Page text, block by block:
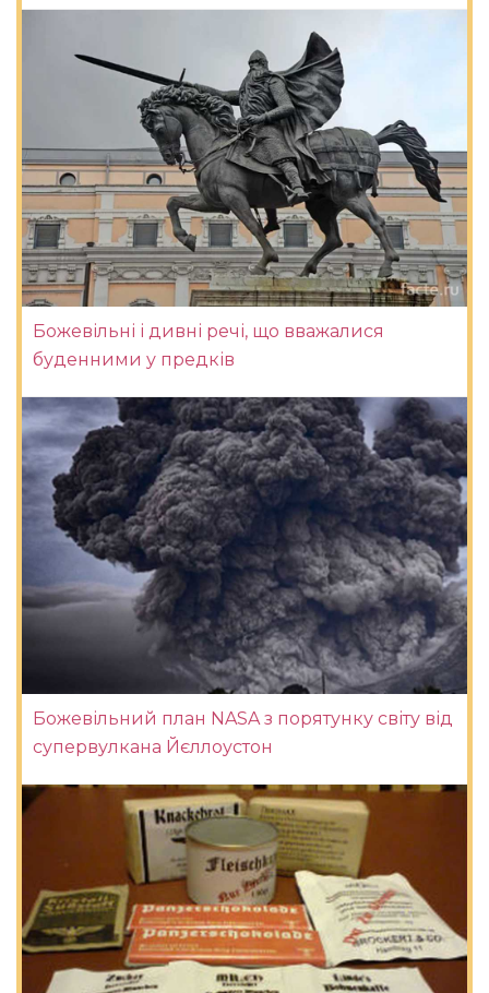
Божевільні і дивні речі, що вважалися
буденними у предків
Божевільний план NASA з порятунку світу від
супервулкана Йєллоустон